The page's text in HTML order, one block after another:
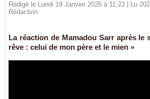
Rédigé le Lundi 19 Janvier 2026 à 11:23 | Lu
Rédaction
La réaction de Mamadou Sarr après le
rêve : celui de mon père et le mien »